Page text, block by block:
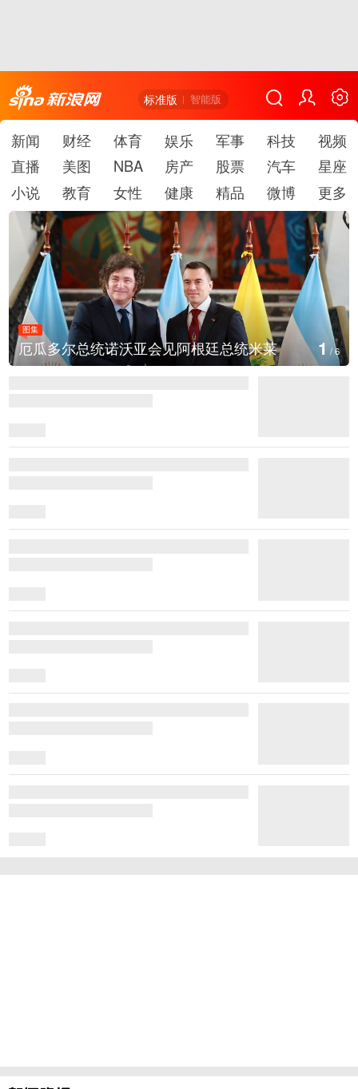
标准版 智能版
新闻 财经 体育 娱乐 军事 科技
视频
直播
美图 NBA 房产 股票 汽车
星座
小说
教育 女性 健康 精品 微博 更多
图集
厄瓜多尔总统诺沃亚会见阿根廷总统米莱 1/6